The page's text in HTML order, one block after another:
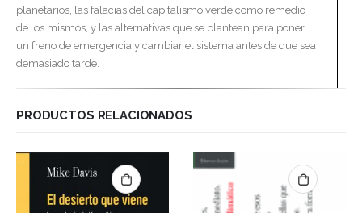
planetarios, las falacias del capitalismo verde como remedio
de los mismos, y las alternativas que se plantean para poner
un freno de emergencia y cambiar el sistema antes de que sea
demasiado tarde.
PRODUCTOS RELACIONADOS